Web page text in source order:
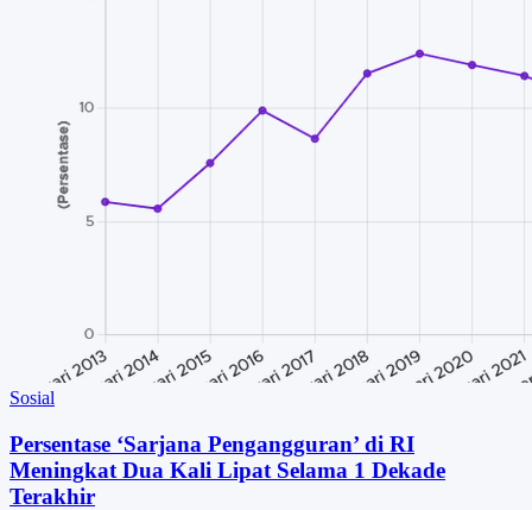
Sosial
Persentase ‘Sarjana Pengangguran’ di RI
Meningkat Dua Kali Lipat Selama 1 Dekade
Terakhir